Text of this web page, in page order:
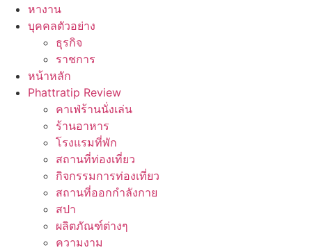
หางาน
บุคคลตัวอย่าง
ธุรกิจ
ราชการ
หน้าหลัก
Phattratip Review
คาเฟ่ร้านนั่งเล่น
ร้านอาหาร
โรงแรมที่พัก
สถานที่ท่องเที่ยว
กิจกรรมการท่องเที่ยว
สถานที่ออกกำลังกาย
สปา
ผลิตภัณฑ์ต่างๆ
ความงาม